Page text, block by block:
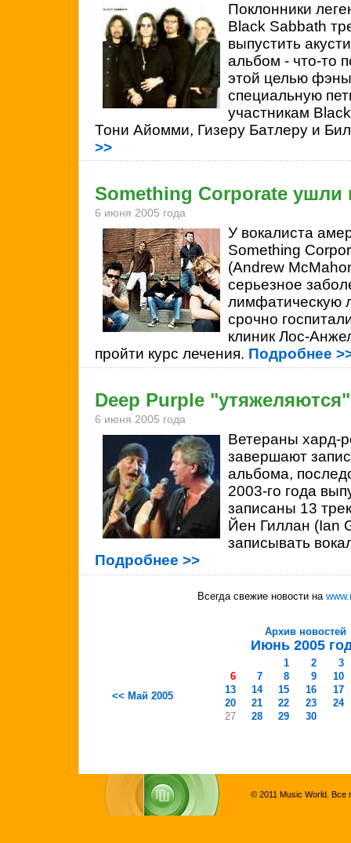
Поклонники
Black Sabbath
выпустить
альбом - что-то
этой целью фэны
специальную
участникам
Тони Айомми, Гизеру Батлеру и
>>
Something Corporate
6 июня 2005 года
У вокалиста
Something
(Andrew
серьезное
лимфатическую
срочно
клиник Лос-
пройти курс лечения. Подробнее
Deep Purple "утяжеляются"
6 июня 2005 года
Ветераны хард-
завершают
альбома,
2003-го года
записаны 13
Йен Гиллан (Ian
записывать
Подробнее >>
Всегда свежие новости на
Архив новостей
Июнь 2005
<< Май 2005
1 2
3
6
7 8 9
10
13
14 15 16
17
20
21 22 23
24
27
28 29 30
© 2011 Music World. Все